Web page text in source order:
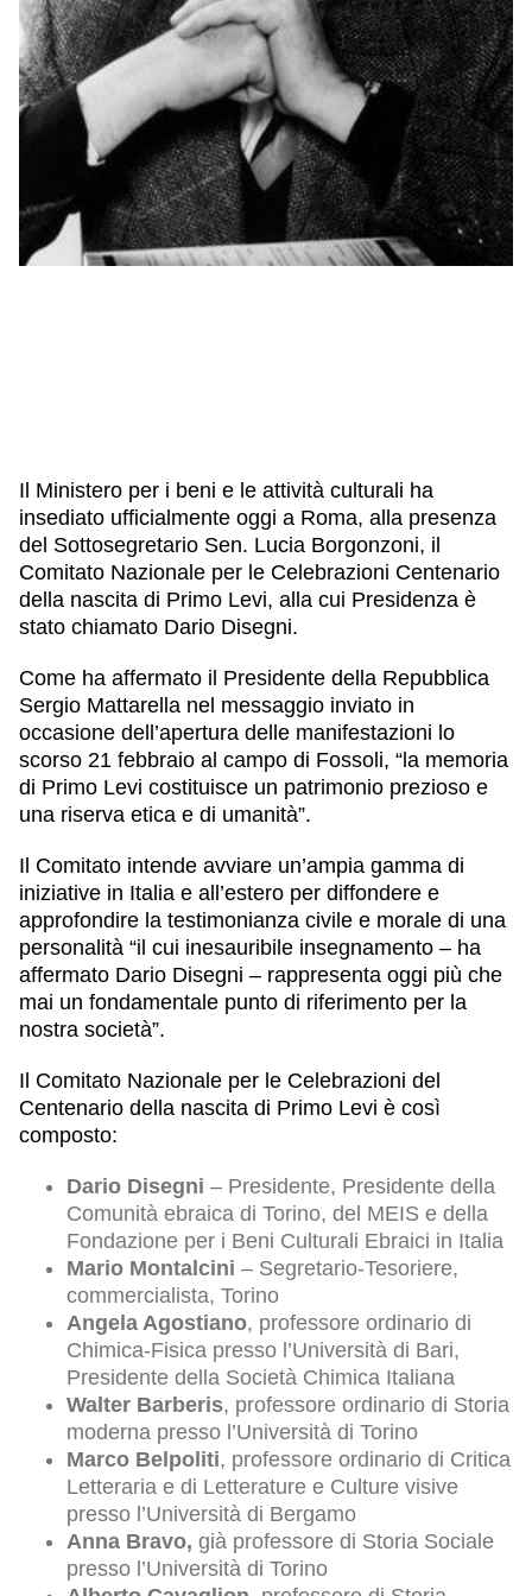
Il Ministero per i beni e le attività culturali ha
insediato ufficialmente oggi a Roma, alla presenza
del Sottosegretario Sen. Lucia Borgonzoni, il
Comitato Nazionale per le Celebrazioni Centenario
della nascita di Primo Levi, alla cui Presidenza è
stato chiamato Dario Disegni.
Come ha affermato il Presidente della Repubblica
Sergio Mattarella nel messaggio inviato in
occasione dell’apertura delle manifestazioni lo
scorso 21 febbraio al campo di Fossoli, “la memoria
di Primo Levi costituisce un patrimonio prezioso e
una riserva etica e di umanità”.
Il Comitato intende avviare un’ampia gamma di
iniziative in Italia e all’estero per diffondere e
approfondire la testimonianza civile e morale di una
personalità “il cui inesauribile insegnamento – ha
affermato Dario Disegni – rappresenta oggi più che
mai un fondamentale punto di riferimento per la
nostra società”.
Il Comitato Nazionale per le Celebrazioni del
Centenario della nascita di Primo Levi è così
composto:
Dario Disegni – Presidente, Presidente della
Comunità ebraica di Torino, del MEIS e della
Fondazione per i Beni Culturali Ebraici in Italia
Mario Montalcini – Segretario-Tesoriere,
commercialista, Torino
Angela Agostiano, professore ordinario di
Chimica-Fisica presso l’Università di Bari,
Presidente della Società Chimica Italiana
Walter Barberis, professore ordinario di Storia
moderna presso l’Università di Torino
Marco Belpoliti, professore ordinario di Critica
Letteraria e di Letterature e Culture visive
presso l’Università di Bergamo
Anna Bravo, già professore di Storia Sociale
presso l’Università di Torino